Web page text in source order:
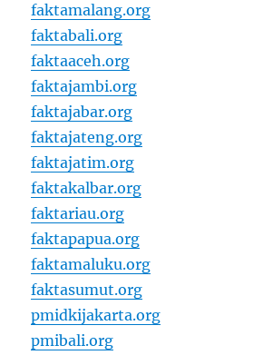
faktamalang.org
faktabali.org
faktaaceh.org
faktajambi.org
faktajabar.org
faktajateng.org
faktajatim.org
faktakalbar.org
faktariau.org
faktapapua.org
faktamaluku.org
faktasumut.org
pmidkijakarta.org
pmibali.org